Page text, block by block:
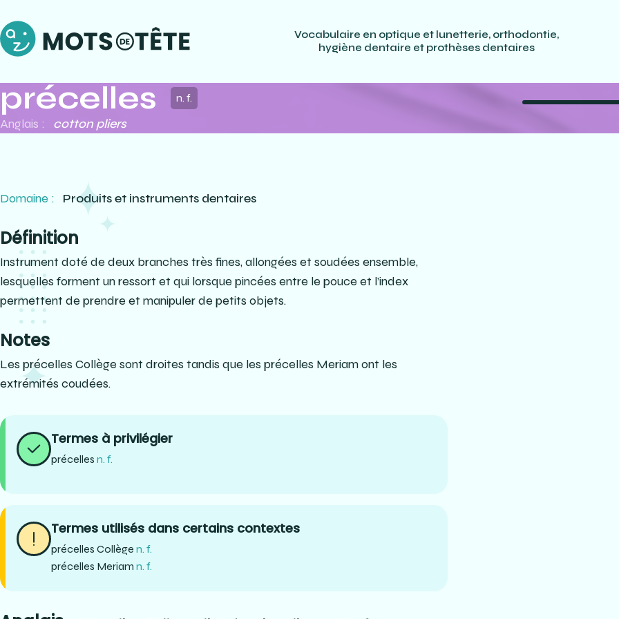
Vocabulaire en optique et lunetterie, orthodontie,
hygiène dentaire et prothèses dentaires
précelles n. f.
Anglais : cotton pliers
Domaine : Produits et instruments dentaires
Définition
Instrument doté de deux branches très fines, allongées et soudées ensemble,
lesquelles forment un ressort et qui lorsque pincées entre le pouce et l’index
permettent de prendre et manipuler de petits objets.
Notes
Les précelles Collège sont droites tandis que les précelles Meriam ont les
extrémités coudées.
Termes à privilégier
précelles n. f.
Termes utilisés dans certains contextes
précelles Collège n. f.
précelles Meriam n. f.